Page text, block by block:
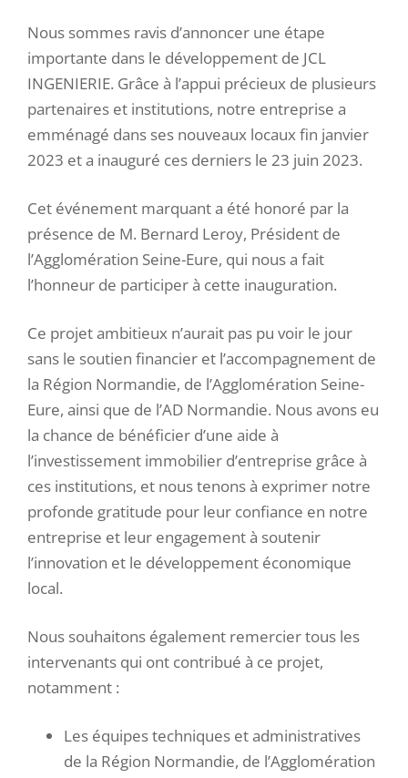
Nous sommes ravis d’annoncer une étape
importante dans le développement de JCL
INGENIERIE. Grâce à l’appui précieux de plusieurs
partenaires et institutions, notre entreprise a
emménagé dans ses nouveaux locaux fin janvier
2023 et a inauguré ces derniers le 23 juin 2023.
Cet événement marquant a été honoré par la
présence de M. Bernard Leroy, Président de
l’Agglomération Seine-Eure, qui nous a fait
l’honneur de participer à cette inauguration.
Ce projet ambitieux n’aurait pas pu voir le jour
sans le soutien financier et l’accompagnement de
la Région Normandie, de l’Agglomération Seine-
Eure, ainsi que de l’AD Normandie. Nous avons eu
la chance de bénéficier d’une aide à
l’investissement immobilier d’entreprise grâce à
ces institutions, et nous tenons à exprimer notre
profonde gratitude pour leur confiance en notre
entreprise et leur engagement à soutenir
l’innovation et le développement économique
local.
Nous souhaitons également remercier tous les
intervenants qui ont contribué à ce projet,
notamment :
Les équipes techniques et administratives
de la Région Normandie, de l’Agglomération